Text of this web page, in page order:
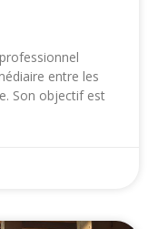
entre les
Son objectif est